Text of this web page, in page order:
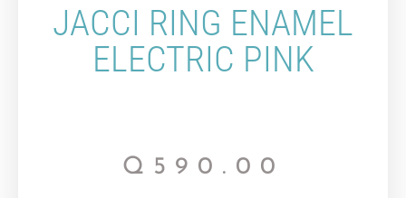
JACCI RING ENAMEL
ELECTRIC PINK
Q 590.00